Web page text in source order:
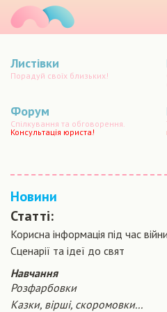
Листівки
Порадуй своїх близьких!
Форум
Спілкування та обговорення.
Консультація юриста!
Новини
Статті:
Корисна інформація під час війни
Сценарiї та iдеї до свят
Навчання
Розфарбовки
Казки, вірші, скоромовки...